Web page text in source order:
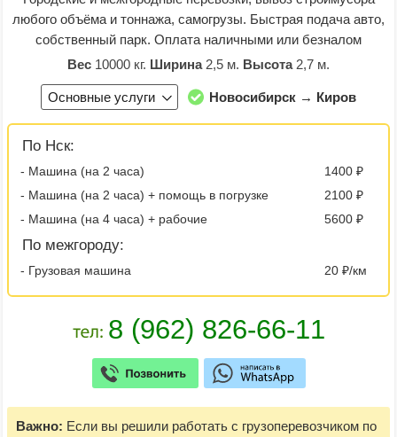
любого объёма и тоннажа, самогрузы. Быстрая подача авто,
собственный парк. Оплата наличными или безналом
Вес 10000 кг. Ширина2,5 м. Высота2,7 м.
Основные услуги Новосибирск → Киров
По Нск:
- Машина (на 2 часа)
1400 ₽
- Машина (на 2 часа) + помощь в погрузке
2100 ₽
- Машина (на 4 часа) + рабочие
5600 ₽
По межгороду:
- Грузовая машина 20 ₽/км
Важно: Если вы решили работать с грузоперевозчиком по